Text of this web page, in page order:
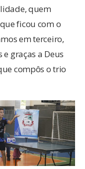
quem
ficou com o
em terceiro,
graças a Deus
compôs o trio